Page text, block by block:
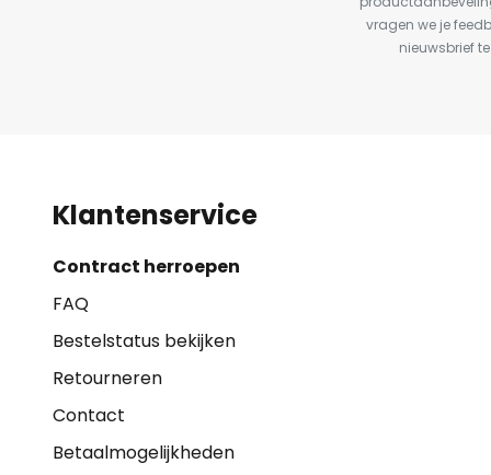
vragen we je
nieuwsbrief
Klantenservice
Contract herroepen
FAQ
Bestelstatus bekijken
Retourneren
Contact
Betaalmogelijkheden